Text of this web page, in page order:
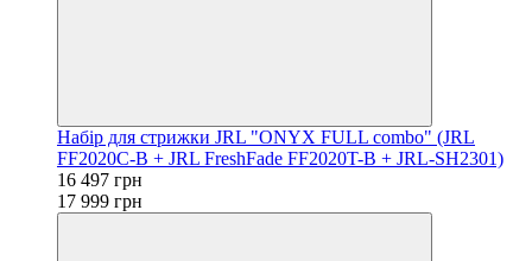
Набір для стрижки JRL "ONYX FULL combo" (JRL
FF2020C-B + JRL FreshFade FF2020T-B + JRL-SH2301)
16 497 грн
17 999 грн